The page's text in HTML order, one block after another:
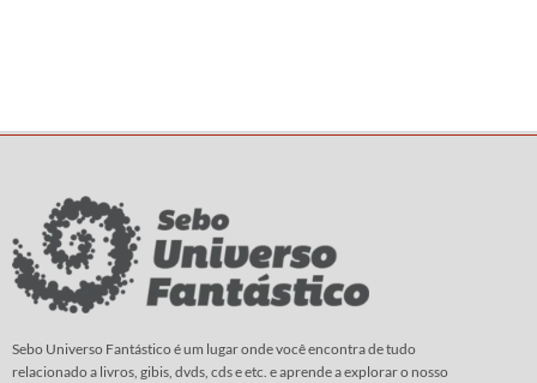
Sebo Universo Fantástico é um lugar onde você encontra de tudo
relacionado a livros, gibis, dvds, cds e etc. e aprende a explorar o nosso